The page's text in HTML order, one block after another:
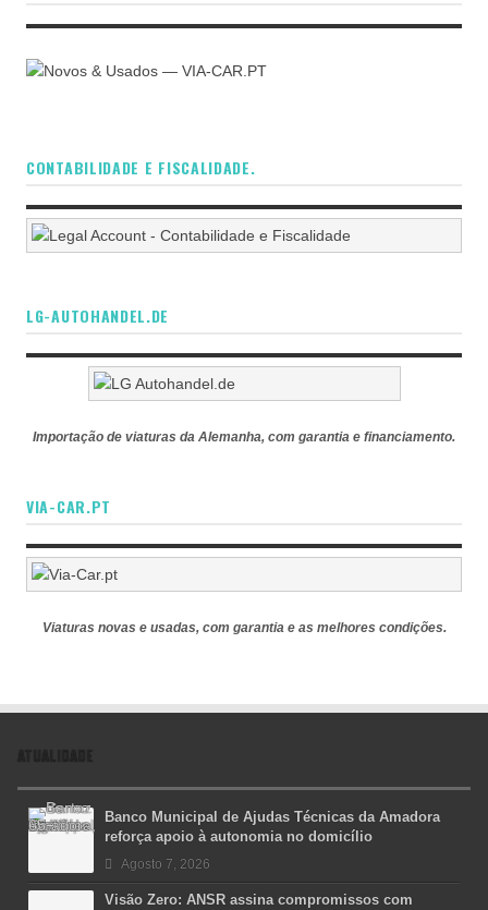
CONTABILIDADE E FISCALIDADE.
LG-AUTOHANDEL.DE
Importação de viaturas da Alemanha, com garantia e financiamento.
VIA-CAR.PT
Viaturas novas e usadas, com garantia e as melhores condições.
ATUALIDADE
Banco Municipal de Ajudas Técnicas da Amadora
reforça apoio à autonomia no domicílio
Agosto 7, 2026
Visão Zero: ANSR assina compromissos com